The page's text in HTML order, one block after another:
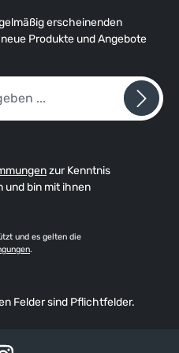
erscheinenden
Produkte und Angebote
zur Kenntnis
und bin mit ihnen
und es gelten die
.
Felder sind Pflichtfelder.